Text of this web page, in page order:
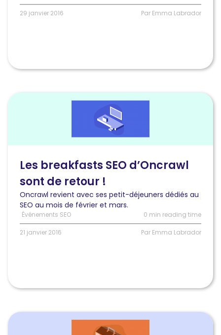
29 janvier 2016 Par Emma Labrador
Lire
d’Oncrawl
sont
retour
Les breakfasts SEO d’Oncrawl
sont de retour !
Oncrawl revient avec ses petit-déjeuners dédiés au
SEO au mois de février et mars.
Événements SEO 0 min reading time
21 janvier 2016 Par Emma Labrador
Lire